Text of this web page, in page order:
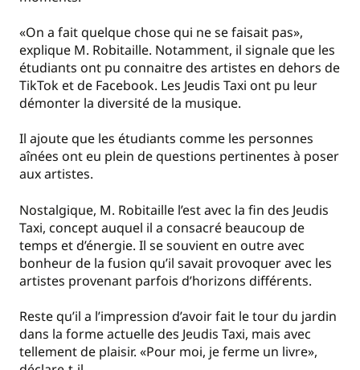
«On a fait quelque chose qui ne se faisait pas»,
explique M. Robitaille. Notamment, il signale que les
étudiants ont pu connaitre des artistes en dehors de
TikTok et de Facebook. Les Jeudis Taxi ont pu leur
démonter la diversité de la musique.
Il ajoute que les étudiants comme les personnes
aînées ont eu plein de questions pertinentes à poser
aux artistes.
Nostalgique, M. Robitaille l’est avec la fin des Jeudis
Taxi, concept auquel il a consacré beaucoup de
temps et d’énergie. Il se souvient en outre avec
bonheur de la fusion qu’il savait provoquer avec les
artistes provenant parfois d’horizons différents.
Reste qu’il a l’impression d’avoir fait le tour du jardin
dans la forme actuelle des Jeudis Taxi, mais avec
tellement de plaisir. «Pour moi, je ferme un livre»,